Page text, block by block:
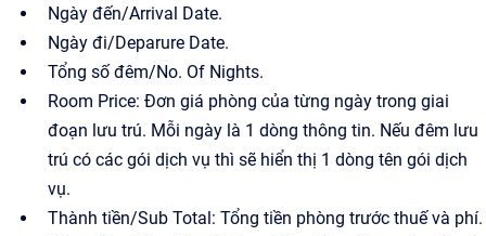
Ngày đến/Arrival Date.
Ngày đi/Deparure Date.
Tổng số đêm/No. Of Nights.
Room Price: Đơn giá phòng của từng ngày trong giai
đoạn lưu trú. Mỗi ngày là 1 dòng thông tin. Nếu đêm lưu
trú có các gói dịch vụ thì sẽ hiển thị 1 dòng tên gói dịch
vụ.
Thành tiền/Sub Total: Tổng tiền phòng trước thuế và phí.